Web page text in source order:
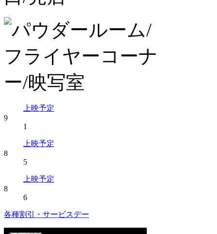
上映予定
9
1
上映予定
8
5
上映予定
8
6
各種割引・サービスデー